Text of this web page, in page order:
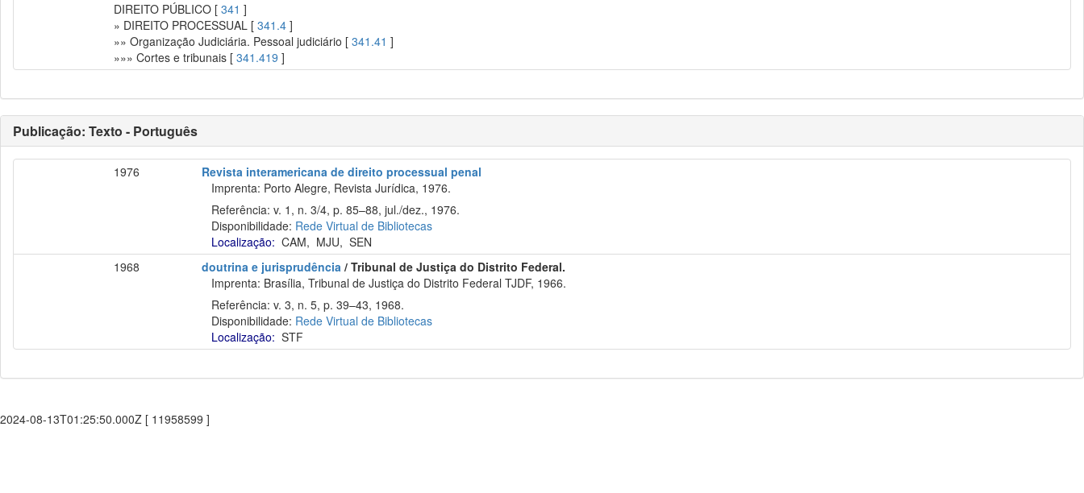
DIREITO PÚBLICO [341 ]
» DIREITO PROCESSUAL [341.4 ]
»» Organização Judiciária. Pessoal judiciário [341.41 ]
»»» Cortes e tribunais [341.419 ]
Publicação: Texto - Português
1976
Revista interamericana de direito processual penal
Imprenta: Porto Alegre, Revista Jurídica, 1976.
Referência: v. 1, n. 3/4, p. 85–88, jul./dez., 1976.
Disponibilidade: Rede Virtual de Bibliotecas
Localização: CAM, MJU,SEN
1968
doutrina e jurisprudência / Tribunal de Justiça do Distrito Federal.
Imprenta: Brasília, Tribunal de Justiça do Distrito Federal TJDF, 1966.
Referência: v. 3, n. 5, p. 39–43, 1968.
Disponibilidade: Rede Virtual de Bibliotecas
Localização: STF
2024-08-13T01:25:50.000Z [ 11958599 ]